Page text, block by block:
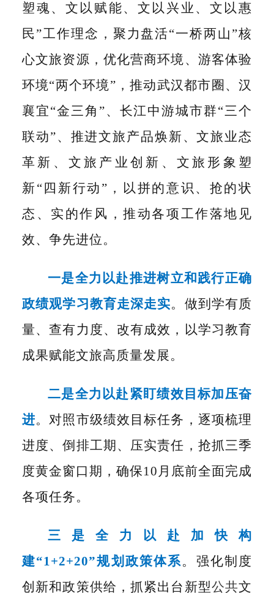
塑魂、文以赋能、文以兴业、文以惠
民”工作理念，聚力盘活“一桥两山”核
心文旅资源，优化营商环境、游客体验
环境“两个环境”，推动武汉都市圈、汉
襄宜“金三角”、长江中游城市群“三个
联动”、推进文旅产品焕新、文旅业态
革新、文旅产业创新、文旅形象塑
新“四新行动”，以拼的意识、抢的状
态、实的作风，推动各项工作落地见
效、争先进位。
一是全力以赴推进树立和践行正确
政绩观学习教育走深走实。做到学有质
量、查有力度、改有成效，以学习教育
成果赋能文旅高质量发展。
二是全力以赴紧盯绩效目标加压奋
进。对照市级绩效目标任务，逐项梳理
进度、倒排工期、压实责任，抢抓三季
度黄金窗口期，确保10月底前全面完成
各项任务。
三是全力以赴加快构
建“1+2+20”规划政策体系。强化制度
创新和政策供给，抓紧出台新型公共文